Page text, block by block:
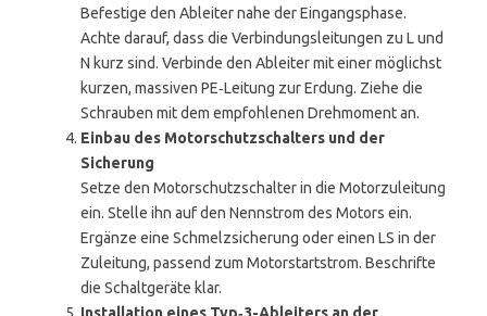
Befestige den Ableiter nahe der Eingangsphase.
Achte darauf, dass die Verbindungsleitungen zu L und
N kurz sind. Verbinde den Ableiter mit einer möglichst
kurzen, massiven PE‑Leitung zur Erdung. Ziehe die
Schrauben mit dem empfohlenen Drehmoment an.
Einbau des Motorschutzschalters und der
Sicherung
Setze den Motorschutzschalter in die Motorzuleitung
ein. Stelle ihn auf den Nennstrom des Motors ein.
Ergänze eine Schmelzsicherung oder einen LS in der
Zuleitung, passend zum Motorstartstrom. Beschrifte
die Schaltgeräte klar.